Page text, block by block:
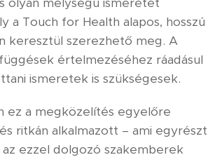
a Touch for Health alapos, hosszú
keresztül szerezhető meg. A
értelmezéséhez ráadásul
ismeretek is szükségesek.
ez a megközelítés egyelőre
ritkán alkalmazott – ami egyrészt
ezzel dolgozó szakemberek